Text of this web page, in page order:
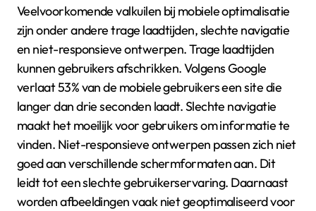
Veelvoorkomende valkuilen bij mobiele optimalisatie
zijn onder andere trage laadtijden, slechte navigatie
en niet-responsieve ontwerpen. Trage laadtijden
kunnen gebruikers afschrikken. Volgens Google
verlaat 53% van de mobiele gebruikers een site die
langer dan drie seconden laadt. Slechte navigatie
maakt het moeilijk voor gebruikers om informatie te
vinden. Niet-responsieve ontwerpen passen zich niet
goed aan verschillende schermformaten aan. Dit
leidt tot een slechte gebruikerservaring. Daarnaast
worden afbeeldingen vaak niet geoptimaliseerd voor